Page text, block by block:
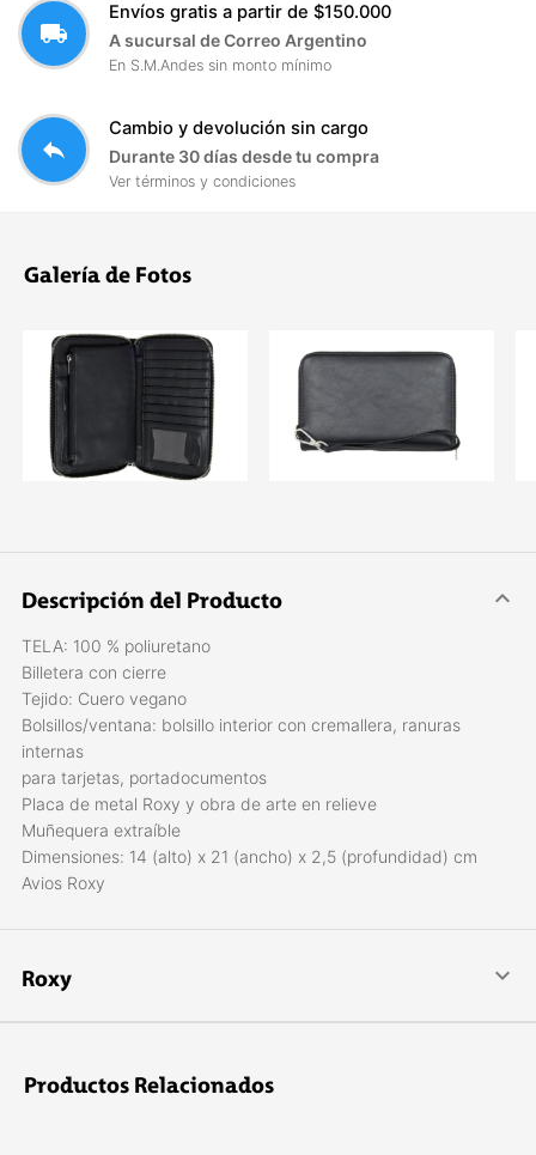
local_shipping
Envíos gratis a partir de $150.000
A sucursal de Correo Argentino
En S.M.Andes sin monto mínimo
reply
Cambio y devolución sin cargo
Durante 30 días desde tu compra
Ver términos y condiciones
Galería de Fotos
Descripción del Producto
TELA: 100 % poliuretano
Billetera con cierre
Tejido: Cuero vegano
Bolsillos/ventana: bolsillo interior con cremallera, ranuras
internas
para tarjetas, portadocumentos
Placa de metal Roxy y obra de arte en relieve
Muñequera extraíble
Dimensiones: 14 (alto) x 21 (ancho) x 2,5 (profundidad) cm
Avios Roxy
Roxy
ROXY está dirigida a Mujeres llenas de vida, con estilo sano
apasionadas por el arte y la música. ROXY nació en 1990, con
Productos Relacionados